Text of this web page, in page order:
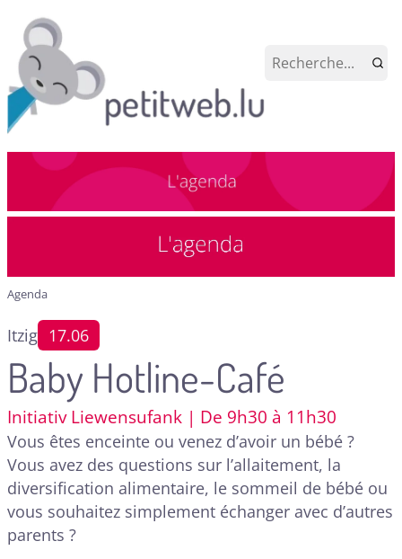
Agenda
Itzig 17.06
Baby Hotline-Café
Initiativ Liewensufank | De 9h30 à 11h30
Vous êtes enceinte ou venez d’avoir un bébé ?
Vous avez des questions sur l’allaitement, la
diversification alimentaire, le sommeil de bébé ou
vous souhaitez simplement échanger avec d’autres
parents ?